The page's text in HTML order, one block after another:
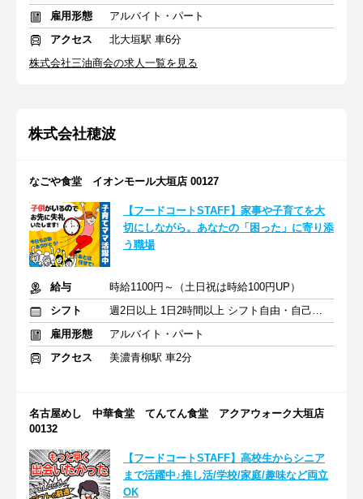
雇用形態
アルバイト・パート
アクセス
北大垣駅 車6分
株式会社三油商会の求人一覧を見る
株式会社穂波
なごや食堂 イオンモール大垣店 00127
【フードコートSTAFF】家事や子育てを大
切にしながら。あなたの「困った」に寄り添
う職場
給与
時給1100円～（土日祝は時給100円UP）
シフト
週2日以上 1日2時間以上 シフト自由・自己申告
雇用形態
アルバイト・パート
アクセス
美濃青柳駅 車2分
名古屋めし 中華食堂 てんてん食堂 アクアウォーク大垣店
00132
【フードコートSTAFF】高校生からシニア
まで活躍中♪推し活/学校/家庭/趣味など両立
OK